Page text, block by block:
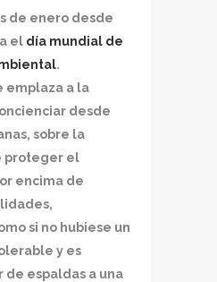
de enero desde
el día mundial de
.
emplaza a la
desde
sobre la
proteger el
encima de
si no hubiese un
y es
de espaldas a una